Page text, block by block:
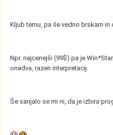
Kljub temu, pa še vedno brskam in
Npr. najcenejši (99$) pa je
onadva, razen interpretacij.
Še sanjalo se mi ni, da je izbira